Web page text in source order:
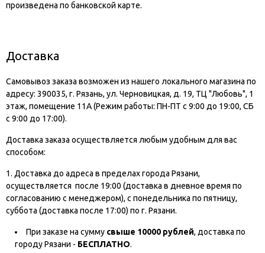
произведена по банковской карте.
Доставка
Самовывоз заказа возможен из нашего локального магазина по
адресу: 390035, г. Рязань, ул. Черновицкая, д. 19, ТЦ "Любовь", 1
этаж, помещение 11А (Режим работы: ПН-ПТ с 9:00 до 19:00, СБ
с 9:00 до 17:00).
Доставка заказа осуществляется любым удобным для вас
способом:
1. Доставка до адреса в пределах города Рязани,
осуществляется после 19:00 (доставка в дневное время по
согласованию с менеджером), с понедельника по пятницу,
суббота (доставка после 17:00) по г. Рязани.
При заказе на сумму свыше 10000 рублей, доставка по
городу Рязани - БЕСПЛАТНО.